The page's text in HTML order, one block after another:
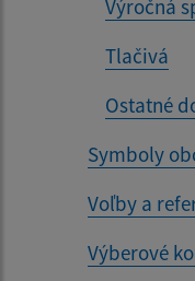
Výročná
Tlačivá
Ostatné
Symboly
Voľby a
Výberové